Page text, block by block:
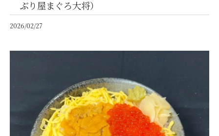
ぶり屋まぐろ大将）
2026/02/27